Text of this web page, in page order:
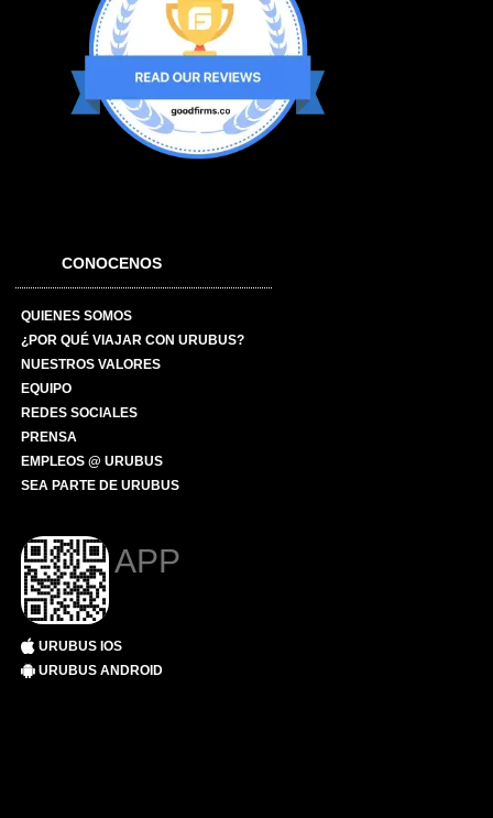
CONOCENOS
QUIENES SOMOS
¿POR QUÉ VIAJAR CON URUBUS?
NUESTROS VALORES
EQUIPO
REDES SOCIALES
PRENSA
EMPLEOS @ URUBUS
SEA PARTE DE URUBUS
APP
URUBUS IOS
URUBUS ANDROID